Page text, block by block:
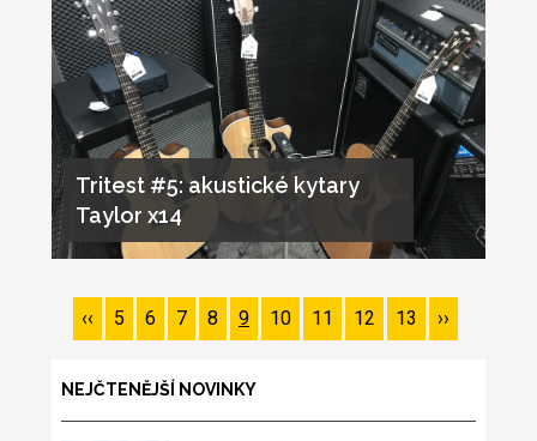
Tritest #5: akustické kytary
Taylor x14
Pagination
Předchozí
stránka
‹‹ Page
5 Page
6 Page
7 Page
8 Page
9 Page
10 Page
11 Page
12 Page
13
Následující
stránka
››
NEJČTENĚJŠÍ NOVINKY